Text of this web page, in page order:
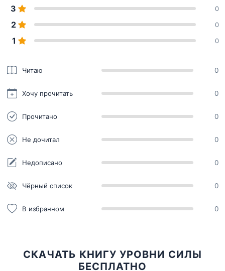
3 0
2 0
1 0
Читаю 0
Хочу прочитать 0
Прочитано 0
Не дочитал 0
Недописано 0
Чёрный список 0
В избранном 0
СКАЧАТЬ КНИГУ УРОВНИ СИЛЫ
БЕСПЛАТНО